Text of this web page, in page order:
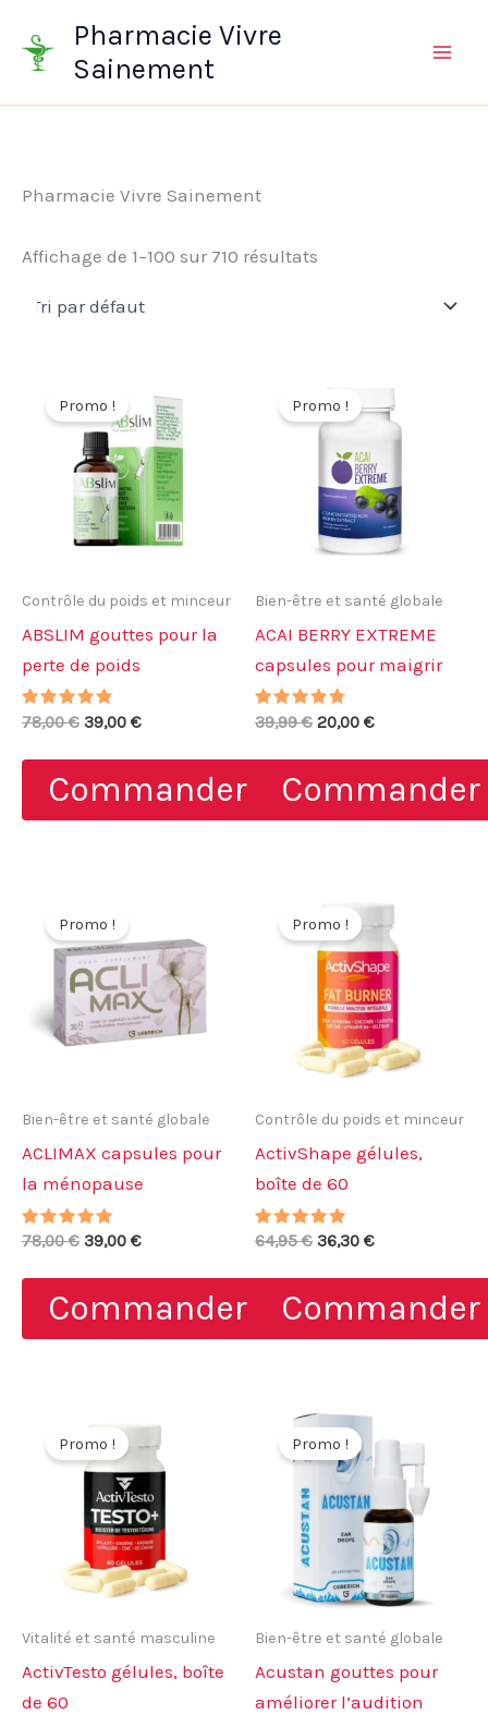
contenu
Pharmacie Vivre
Sainement
Pharmacie Vivre Sainement
Affichage de 1–100 sur 710 résultats
Promo !
Contrôle du poids et minceur
ABSLIM gouttes pour la
perte de poids
Note
78,00€ Le
initial
était :
78,00 €.
39,00 €Le
actuel
est :
39,00 €.
Commander
Promo !
Bien-être et santé globale
ACAI BERRY EXTREME
capsules pour maigrir
Note
39,99€ Le
initial
était :
39,99 €.
20,00 €Le
actuel
est :
20,00 €.
Commander
Promo !
Bien-être et santé globale
ACLIMAX capsules pour
la ménopause
Note
78,00€ Le
initial
était :
78,00 €.
39,00 €Le
actuel
est :
39,00 €.
Commander
Promo !
Contrôle du poids et minceur
ActivShape gélules,
boîte de 60
Note
64,95€ Le
initial
était :
64,95 €.
36,30 €Le
actuel
est :
36,30 €.
Commander
Promo !
Vitalité et santé masculine
ActivTesto gélules, boîte
de 60
Promo !
Bien-être et santé globale
Acustan gouttes pour
améliorer l’audition